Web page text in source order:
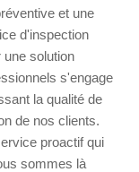
et une
d'inspection
solution
s'engage
la qualité de
de nos clients.
proactif qui
sommes là